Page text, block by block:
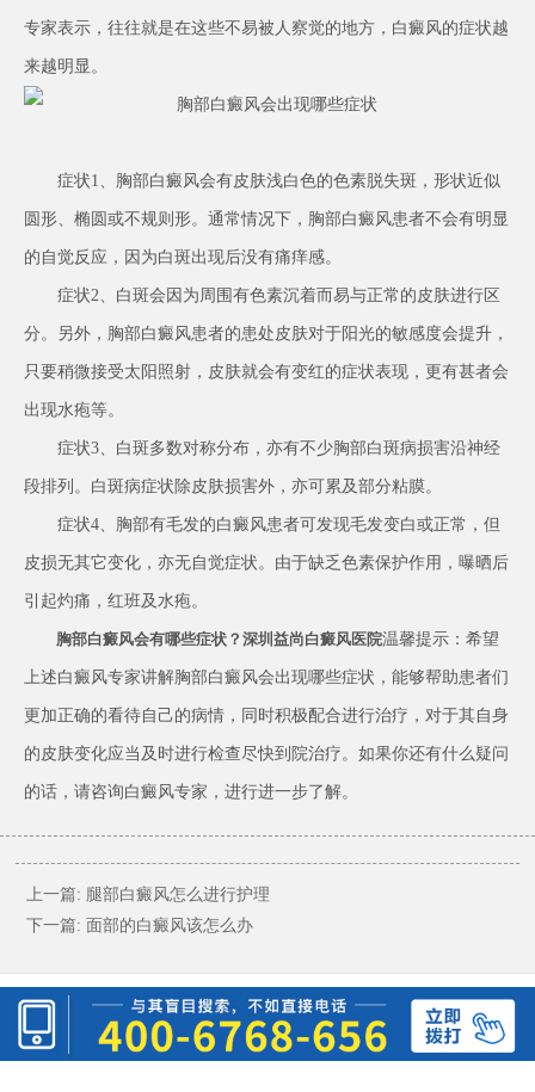
专家表示，往往就是在这些不易被人察觉的地方，白癜风的症状越
来越明显。
症状1、胸部白癜风会有皮肤浅白色的色素脱失斑，形状近似
圆形、椭圆或不规则形。通常情况下，胸部白癜风患者不会有明显
的自觉反应，因为白斑出现后没有痛痒感。
症状2、白斑会因为周围有色素沉着而易与正常的皮肤进行区
分。另外，胸部白癜风患者的患处皮肤对于阳光的敏感度会提升，
只要稍微接受太阳照射，皮肤就会有变红的症状表现，更有甚者会
出现水疱等。
症状3、白斑多数对称分布，亦有不少胸部白斑病损害沿神经
段排列。白斑病症状除皮肤损害外，亦可累及部分粘膜。
症状4、胸部有毛发的白癜风患者可发现毛发变白或正常，但
皮损无其它变化，亦无自觉症状。由于缺乏色素保护作用，曝晒后
引起灼痛，红班及水疱。
胸部白癜风会有哪些症状？深圳益尚白癜风医院温馨提示：希望
上述白癜风专家讲解胸部白癜风会出现哪些症状，能够帮助患者们
更加正确的看待自己的病情，同时积极配合进行治疗，对于其自身
的皮肤变化应当及时进行检查尽快到院治疗。如果你还有什么疑问
的话，请咨询白癜风专家，进行进一步了解。
上一篇: 腿部白癜风怎么进行护理
下一篇: 面部的白癜风该怎么办